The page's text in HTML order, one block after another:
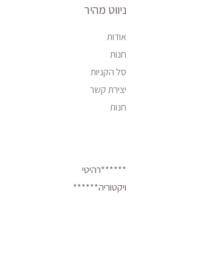
ניווט מהיר
אודות
חנות
סל הקניות
יצירת קשר
חנות
******רהיטי
ויקטוריה******